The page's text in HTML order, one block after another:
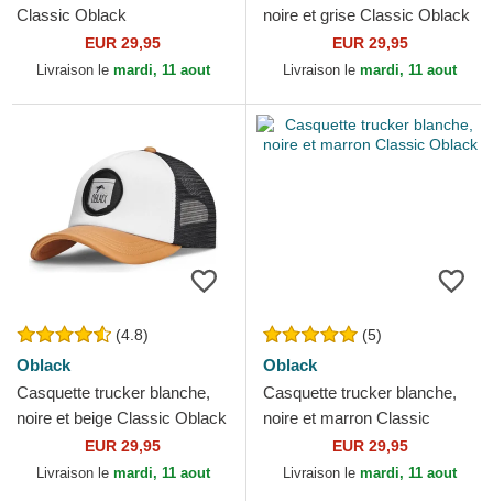
Classic Oblack
EUR 29,95
Livraison le mardi, 11 aout
noire et grise Classic Oblack
EUR 29,95
Livraison le mardi, 11 aout
(4.8)
Oblack
Casquette trucker blanche,
noire et beige Classic Oblack
EUR 29,95
Livraison le mardi, 11 aout
(5)
Oblack
Casquette trucker blanche,
noire et marron Classic
EUR 29,95
Livraison le mardi, 11 aout